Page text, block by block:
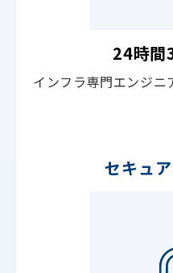
24時間
インフラ専門エンジニ
セキュ